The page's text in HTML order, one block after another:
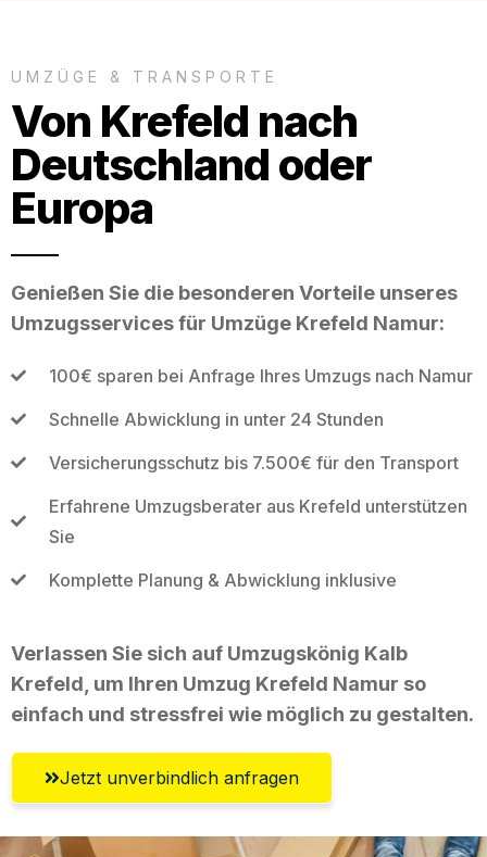
UMZÜGE & TRANSPORTE
Von Krefeld nach
Deutschland oder
Europa
Genießen Sie die besonderen Vorteile unseres
Umzugsservices für Umzüge Krefeld Namur:
100€ sparen bei Anfrage Ihres Umzugs nach Namur
Schnelle Abwicklung in unter 24 Stunden
Versicherungsschutz bis 7.500€ für den Transport
Erfahrene Umzugsberater aus Krefeld unterstützen
Sie
Komplette Planung & Abwicklung inklusive
Verlassen Sie sich auf Umzugskönig Kalb
Krefeld, um Ihren Umzug Krefeld Namur so
einfach und stressfrei wie möglich zu gestalten.
Jetzt unverbindlich anfragen